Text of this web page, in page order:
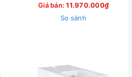
Giá bán:11.970.000₫
So sánh